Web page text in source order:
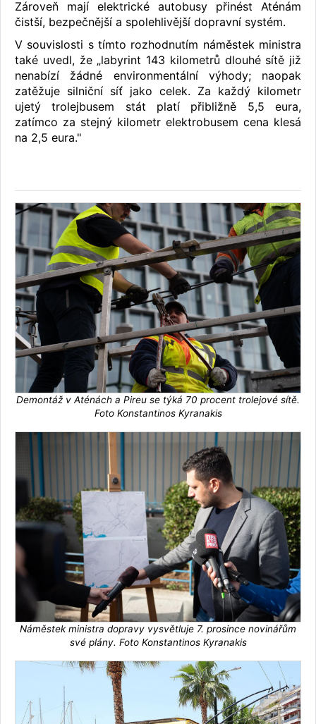
Zároveň mají elektrické autobusy přinést Aténám
čistší, bezpečnější a spolehlivější dopravní systém.
V souvislosti s tímto rozhodnutím náměstek ministra
také uvedl, že „labyrint 143 kilometrů dlouhé sítě již
nenabízí žádné environmentální výhody; naopak
zatěžuje silniční síť jako celek. Za každý kilometr
ujetý trolejbusem stát platí přibližně 5,5 eura,
zatímco za stejný kilometr elektrobusem cena klesá
na 2,5 eura."
Demontáž v Aténách a Pireu se týká 70 procent trolejové sítě.
Foto Konstantinos Kyranakis
Náměstek ministra dopravy vysvětluje 7. prosince novinářům
své plány. Foto Konstantinos Kyranakis